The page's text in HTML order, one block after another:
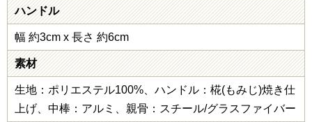
ハンドル
幅 約3cm x 長さ 約6cm
素材
生地：ポリエステル100%、ハンドル：椛(もみじ)焼き仕
上げ、中棒：アルミ、親骨：スチール/グラスファイバー